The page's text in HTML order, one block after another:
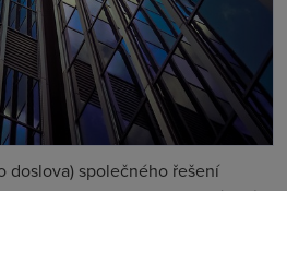
doslova) společného řešení
"Smart Stone". Je to bezdrátové
o rozměrech zhruba